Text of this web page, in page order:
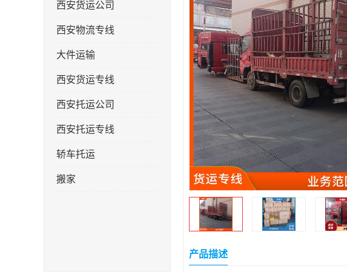
西安货运公司
西安物流专线
大件运输
西安货运专线
西安托运公司
西安托运专线
轿车托运
搬家
产品描述